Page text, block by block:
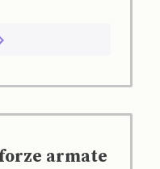
armate